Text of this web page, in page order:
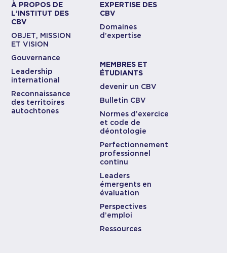
À PROPOS DE
L’INSTITUT DES
CBV
OBJET, MISSION
ET VISION
Gouvernance
Leadership
international
Reconnaissance
des territoires
autochtones
EXPERTISE DES
CBV
Domaines
d’expertise
MEMBRES ET
ÉTUDIANTS
devenir un CBV
Bulletin CBV
Normes d’exercice
et code de
déontologie
Perfectionnement
professionnel
continu
Leaders
émergents en
évaluation
Perspectives
d’emploi
Ressources